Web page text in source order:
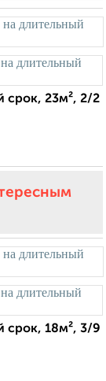
срок, 23м², 2/2
срок, 18м², 3/9